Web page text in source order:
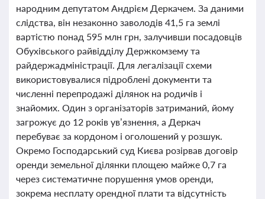
народним депутатом Андрієм Деркачем. За даними
слідства, він незаконно заволодів 41,5 га землі
вартістю понад 595 млн грн, залучивши посадовців
Обухівського райвідділу Держкомзему та
райдержадміністрації. Для легалізації схеми
використовувалися підроблені документи та
численні перепродажі ділянок на родичів і
знайомих. Один з організаторів затриманий, йому
загрожує до 12 років ув’язнення, а Деркач
перебуває за кордоном і оголошений у розшук.
Окремо Господарський суд Києва розірвав договір
оренди земельної ділянки площею майже 0,7 га
через систематичне порушення умов оренди,
зокрема несплату орендної плати та відсутність